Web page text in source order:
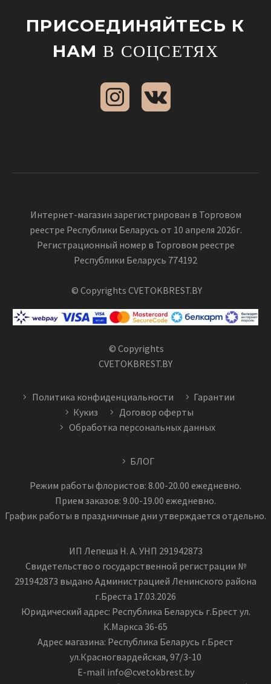
ПРИСОЕДИНЯЙТЕСЬ К
НАМ В СОЦСЕТЯХ
Интернет-магазин зарегистрирован в Торговом
реестре Республики Беларусь от 10 апреля 2026г.
Регистрационный номер в Торговом реестре
Республики Беларусь 774192
© Copyrights CVETOKBREST.BY
© Copyrights
CVETOKBREST.BY
Политика конфиденциальности
Гарантии
Кукиз
Договор оферты
Обработка персональных данных
БЛОГ
Режим работы флористов: 8.00-20.00 ежедневно.
Прием заказов: 9.00-19.00 ежедневно.
График работы в праздничные дни утверждается отдельно.
ИП Лепеша Н. А. УНП 291942873
Свидетельство о государственной регистрации №
291942873 выдано Администрацией Ленинского района
г.Бреста 17.03.2026
Юридический адрес: Республика Беларусь г.Брест ул.
К.Маркса 36-65
Адрес магазина: Республика Беларусь г.Брест
ул.Красногвардейская, 97/3-10
E-mail info@cvetokbrest.by